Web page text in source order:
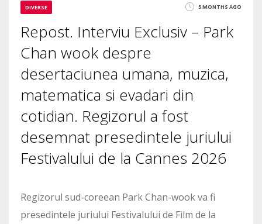
DIVERSE 5 MONTHS AGO
Repost. Interviu Exclusiv – Park
Chan wook despre
desertaciunea umana, muzica,
matematica si evadari din
cotidian. Regizorul a fost
desemnat presedintele juriului
Festivalului de la Cannes 2026
Regizorul sud-coreean Park Chan-wook va fi
presedintele juriului Festivalului de Film de la